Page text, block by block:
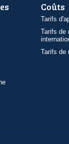
Coûts
Tarifs
Tarifs de
Tarifs de